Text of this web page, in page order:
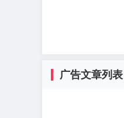
广告文章列表